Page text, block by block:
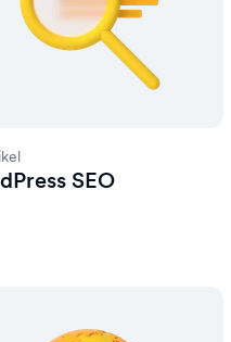
SEO